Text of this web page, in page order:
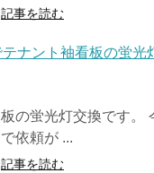
記事を読む
板の蛍光灯交換です。
で依頼が ...
記事を読む